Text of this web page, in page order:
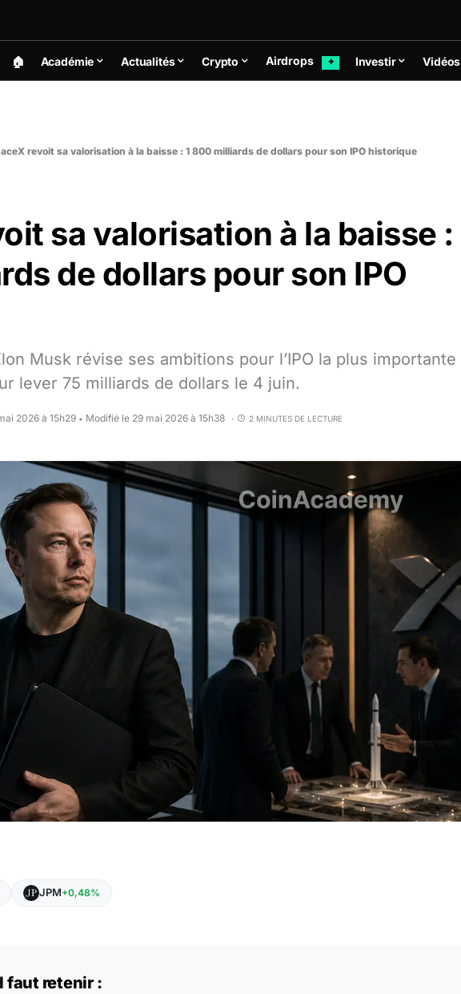
🏠︎ Académie Actualités Crypto Airdrops ✦ Investir Vidéos
revoit sa valorisation à la baisse : 1 800 milliards de dollars pour son IPO historique
sa valorisation à la baisse :
de dollars pour son IPO
Musk révise ses ambitions pour l’IPO la plus importante
lever 75 milliards de dollars le 4 juin.
2026 à 15h29 • Modifié le 29 mai 2026 à 15h38 2 MINUTES DE LECTURE
JPM+0,48%
faut retenir :